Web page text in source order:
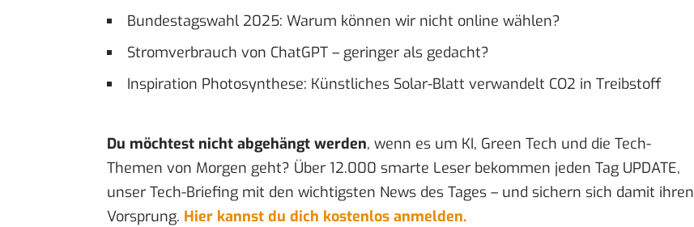
Bundestagswahl 2025: Warum können wir nicht online wählen?
Stromverbrauch von ChatGPT – geringer als gedacht?
Inspiration Photosynthese: Künstliches Solar-Blatt verwandelt CO2 in Treibstoff
Du möchtest nicht abgehängt werden, wenn es um KI, Green Tech und die Tech-
Themen von Morgen geht? Über 12.000 smarte Leser bekommen jeden Tag UPDATE,
unser Tech-Briefing mit den wichtigsten News des Tages – und sichern sich damit ihren
Vorsprung. Hier kannst du dich kostenlos anmelden.